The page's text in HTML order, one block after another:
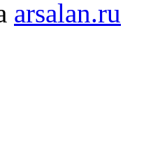
arsalan.ru